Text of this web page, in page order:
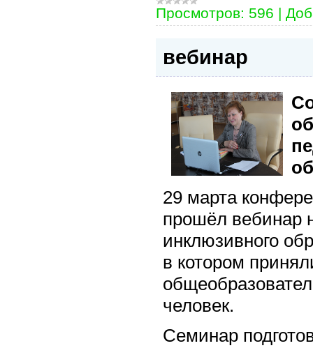
Просмотров: 596 |
вебинар
29 марта
прошёл вебинар
инклюзивного
в котором
человек.
Семинар